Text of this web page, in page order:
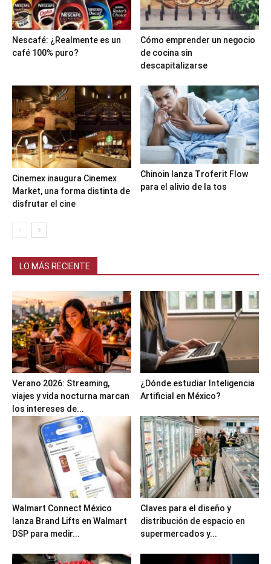
Nescafé: ¿Realmente es un
café 100% puro?
Cómo emprender un negocio
de cocina sin
descapitalizarse
Cinemex inaugura Cinemex
Market, una forma distinta de
disfrutar el cine
Chinoin lanza Troferit Flow
para el alivio de la tos
LO MÁS RECIENTE
Verano 2026: Streaming,
viajes y vida nocturna marcan
los intereses de...
¿Dónde estudiar Inteligencia
Artificial en México?
Walmart Connect México
lanza Brand Lifts en Walmart
DSP para medir...
Claves para el diseño y
distribución de espacio en
supermercados y...